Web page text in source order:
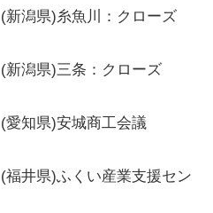
潟県)糸魚川：クローズ
潟県)三条：クローズ
知県)安城商工会議
井県)ふくい産業支援セン